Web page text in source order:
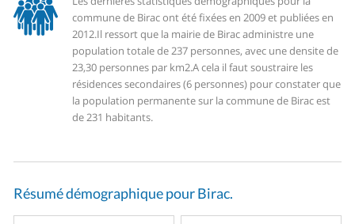
commune de Birac ont été fixées en 2009 et publiées en
2012.Il ressort que la mairie de Birac administre une
population totale de 237 personnes, avec une densite de
23,30 personnes par km2.A cela il faut soustraire les
résidences secondaires (6 personnes) pour constater que
la population permanente sur la commune de Birac est
de 231 habitants.
Résumé démographique pour Birac.